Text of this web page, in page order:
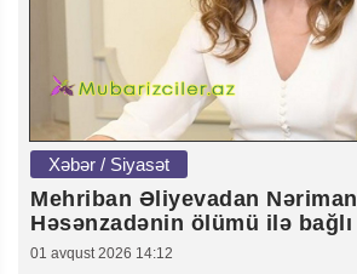
Xəbər / Siyasət
Mehriban Əliyevadan Nəriman
Həsənzadənin ölümü ilə bağlı
01 avqust 2026 14:12